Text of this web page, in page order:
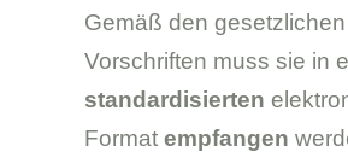
Gemäß den gesetzlichen
Vorschriften muss sie in
standardisierten
Format empfangen